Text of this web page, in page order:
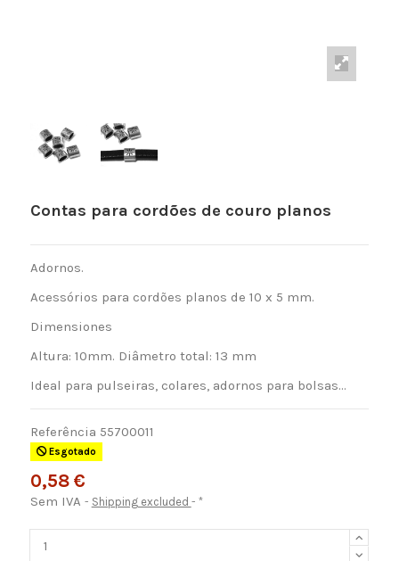
Contas para cordões de couro planos
Adornos.
Acessórios para cordões planos de 10 x 5 mm.
Dimensiones
Altura: 10mm. Diâmetro total: 13 mm
Ideal para pulseiras, colares, adornos para bolsas...
Referência 55700011
Esgotado
0,58 €
Sem IVA Shipping excluded *